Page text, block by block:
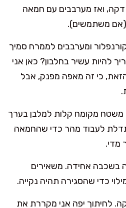
דקה, ואז מערבבים עם חמאה
(אם משתמשים).
ומערבבים לממרח סמיך
להיות עשיר בחלבון? כאן אני
כי זה מאפה מפנק, אבל
מקומח קלות למלבן בערך
משתדלת לעבוד מהר כדי שהחמאה
מדי.
בשכבה אחידה. משאירים
לחיתוך יפה אני מקררת את